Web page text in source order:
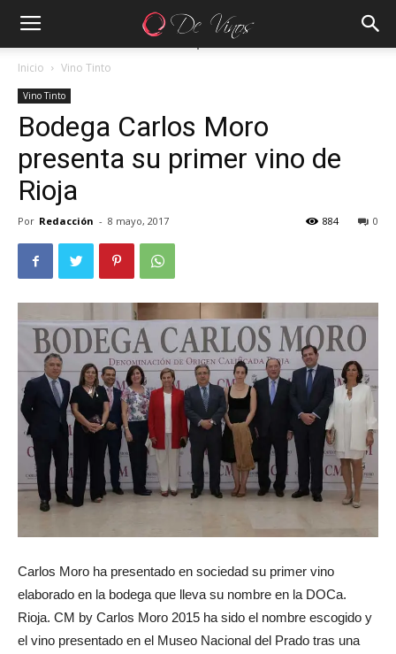
Inicio Vino Tinto
Vino Tinto
Bodega Carlos Moro
presenta su primer vino de
Rioja
Por Redacción - 8 mayo, 2017 0
884
Carlos Moro ha presentado en sociedad su primer vino
elaborado en la bodega que lleva su nombre en la DOCa.
Rioja. CM by Carlos Moro 2015 ha sido el nombre escogido y
el vino presentado en el Museo Nacional del Prado tras una